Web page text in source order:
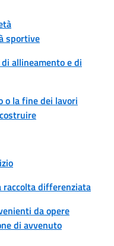
sportive
allineamento e di
o la fine dei lavori
differenziata
da opere
di avvenuto